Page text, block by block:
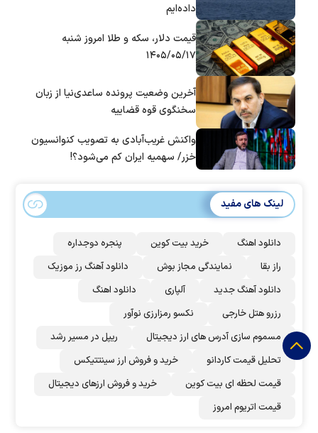
داده‌ایم
قیمت دلار، سکه و طلا امروز شنبه
۱۴۰۵/۰۵/۱۷
آخرین وضعیت پرونده ساعدی‌نیا از زبان
سخنگوی قوه قضاییه
واکنش غریب‌آبادی به تصویب کنوانسیون
خزر/ سهمیه ایران کم می‌شود؟!
لینک های مفید
دانلود اهنگ خرید بیت کوین
پنجره دوجداره
راز بقا
نمایندگی مجاز بوش
دانلود آهنگ رز‌ موزیک
دانلود آهنگ جدید
آلپاری
دانلود اهنگ
رزرو هتل خارجی
نکسو رمزارزی نوآور
مسموم سازی آدرس های ارز دیجیتال
ریپل در مسیر رشد
تحلیل قیمت کاردانو
خرید و فروش ارز سینتتیکس
قیمت لحظه ای بیت کوین
خرید و فروش ارزهای دیجیتال
قیمت اتریوم امروز